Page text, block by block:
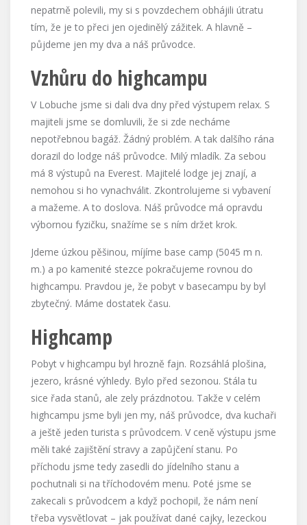
nepatrně polevili, my si s povzdechem obhájili útratu
tím, že je to přeci jen ojedinělý zážitek. A hlavně –
půjdeme jen my dva a náš průvodce.
Vzhůru do highcampu
V Lobuche jsme si dali dva dny před výstupem relax. S
majiteli jsme se domluvili, že si zde necháme
nepotřebnou bagáž. Žádný problém. A tak dalšího rána
dorazil do lodge náš průvodce. Milý mladík. Za sebou
má 8 výstupů na Everest. Majitelé lodge jej znají, a
nemohou si ho vynachválit. Zkontrolujeme si vybavení
a mažeme. A to doslova. Náš průvodce má opravdu
výbornou fyzičku, snažíme se s ním držet krok.
Jdeme úzkou pěšinou, míjíme base camp (5045 m n.
m.) a po kamenité stezce pokračujeme rovnou do
highcampu. Pravdou je, že pobyt v basecampu by byl
zbytečný. Máme dostatek času.
Highcamp
Pobyt v highcampu byl hrozně fajn. Rozsáhlá plošina,
jezero, krásné výhledy. Bylo před sezonou. Stála tu
sice řada stanů, ale zely prázdnotou. Takže v celém
highcampu jsme byli jen my, náš průvodce, dva kuchaři
a ještě jeden turista s průvodcem. V ceně výstupu jsme
měli také zajištění stravy a zapůjčení stanu. Po
příchodu jsme tedy zasedli do jídelního stanu a
pochutnali si na tříchodovém menu. Poté jsme se
zakecali s průvodcem a když pochopil, že nám není
třeba vysvětlovat – jak používat dané cajky, lezeckou